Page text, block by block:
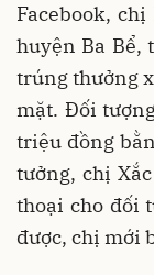
Facebook,
huyện Ba Bể,
trúng thưởng
mặt. Đối
triệu đồng
tưởng, chị
thoại cho đối
được, chị mới